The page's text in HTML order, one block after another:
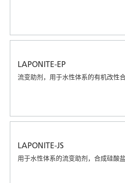
LAPONITE-EP
流变助剂，用于水性体系的有机改性
LAPONITE-JS
用于水性体系的流变助剂，合成硅酸